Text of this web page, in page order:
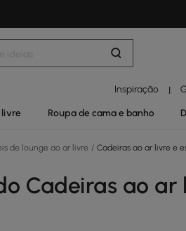
Inspiração |
livre Roupa de cama e banho
de lounge ao ar livre / Cadeiras ao ar livre e
Cadeiras ao